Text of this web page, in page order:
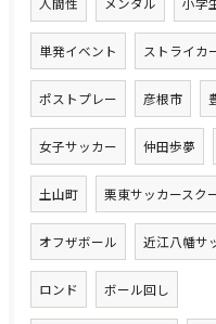
単発イベント ストライカ
ポストプレー 彦根市
女子サッカー 仲田歩夢
土山町 栗東サッカースク
オフザボール 近江八幡サ
ロンド ボール回し